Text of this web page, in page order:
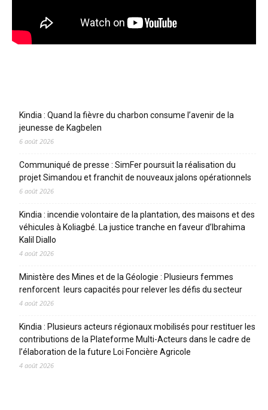
Kindia : Quand la fièvre du charbon consume l’avenir de la
jeunesse de Kagbelen
6 août 2026
Communiqué de presse : SimFer poursuit la réalisation du
projet Simandou et franchit de nouveaux jalons opérationnels
6 août 2026
Kindia : incendie volontaire de la plantation, des maisons et des
véhicules à Koliagbé. La justice tranche en faveur d’Ibrahima
Kalil Diallo
4 août 2026
Ministère des Mines et de la Géologie : Plusieurs femmes
renforcent leurs capacités pour relever les défis du secteur
4 août 2026
Kindia : Plusieurs acteurs régionaux mobilisés pour restituer les
contributions de la Plateforme Multi-Acteurs dans le cadre de
l’élaboration de la future Loi Foncière Agricole
4 août 2026